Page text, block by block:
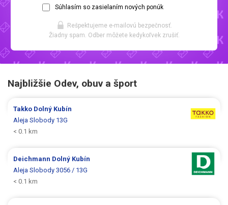
Súhlasím so zasielaním nových ponúk
Rešpektujeme e-mailovú bezpečnosť.
Žiadny spam. Odber môžete kedykoľvek zrušiť.
Najbližšie Odev, obuv a šport
Takko Dolný Kubín
Aleja Slobody 13G
< 0.1 km
Deichmann Dolný Kubín
Aleja Slobody 3056 / 13G
< 0.1 km